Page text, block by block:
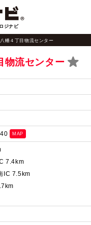
ジナビ
幡４丁目物流センター
物流センター
MAP
7.4km
IC 7.5km